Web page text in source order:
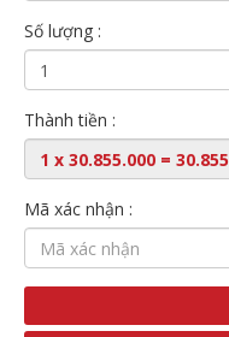
Số lượng :
Thành tiền :
Mã xác nhận :